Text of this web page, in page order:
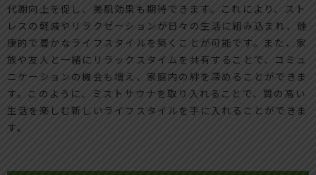
代謝向上を促し、美肌効果も期待できます。これにより、スト
レスの軽減やリラクゼーションが日々の生活に組み込まれ、健
康的で豊かなライフスタイルを築くことが可能です。また、家
族や友人と一緒にリラックスタイムを共有することで、コミュ
ニケーションの機会も増え、家庭内の絆を深めることができま
す。このように、ミストサウナを取り入れることで、質の高い
生活を楽しむ新しいライフスタイルを手に入れることができま
す。